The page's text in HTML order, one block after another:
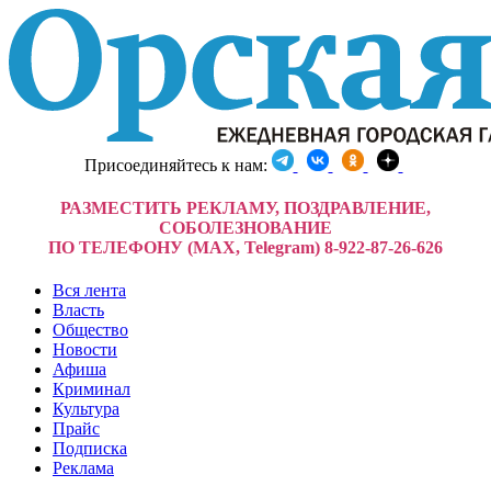
Присоединяйтесь к нам:
РАЗМЕСТИТЬ РЕКЛАМУ, ПОЗДРАВЛЕНИЕ,
СОБОЛЕЗНОВАНИЕ
ПО ТЕЛЕФОНУ (MAX, Telegram) 8-922-87-26-626
Вся лента
Власть
Общество
Новости
Афиша
Криминал
Культура
Прайс
Подписка
Реклама